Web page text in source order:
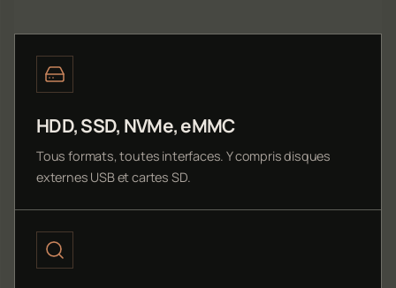
HDD, SSD, NVMe, eMMC
Tous formats, toutes interfaces. Y compris disques
externes USB et cartes SD.